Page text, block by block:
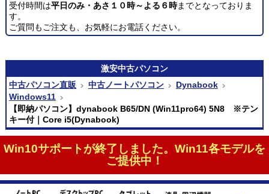
受付時間は平日のみ・あさ１０時～よる６時までとなっておりま
す。
ご質問もご注文も、お気軽にお電話ください。
激安中古パソコン
中古パソコン直販
中古ノートパソコン
Dynabook
Windows11
【即納パソコン】dynabook B65/DN (Win11pro64) 5N8 ※テン
キー付｜Core i5(Dynabook)
Win10サポートが終了しました。Win11各モデルを
ご提供中！